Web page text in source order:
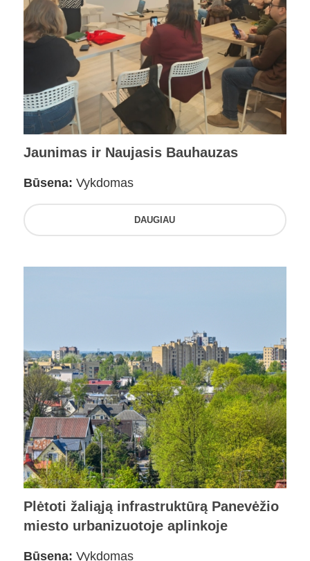
Jaunimas ir Naujasis Bauhauzas
Būsena: Vykdomas
DAUGIAU
Plėtoti žaliąją infrastruktūrą Panevėžio
miesto urbanizuotoje aplinkoje
Būsena: Vykdomas